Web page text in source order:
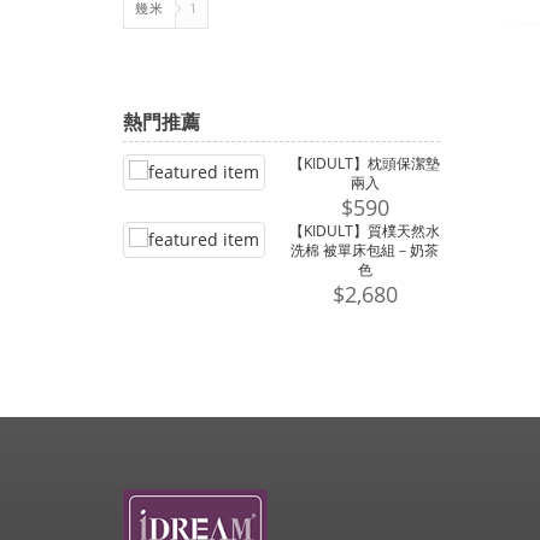
幾米 1
熱門推薦
【KIDULT】枕頭保潔墊
兩入
$590
【KIDULT】質樸天然水
洗棉 被單床包組－奶茶
色
$2,680